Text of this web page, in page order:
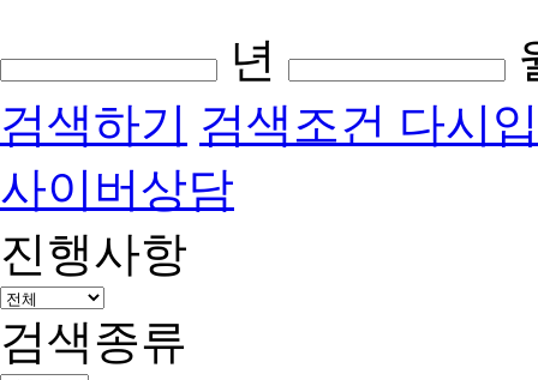
년
검색하기 검색조건 다시
사이버상담
진행사항
검색종류